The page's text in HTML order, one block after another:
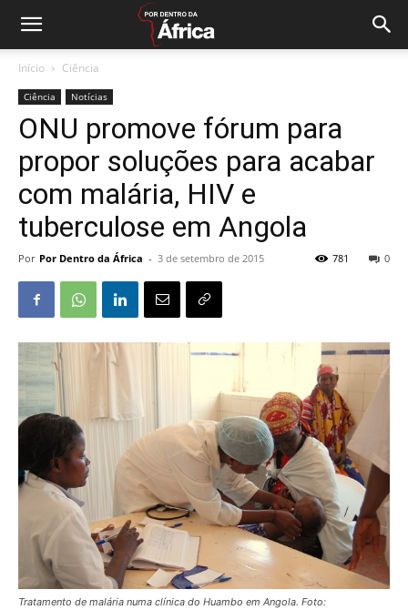
Início Ciência
Ciência Notícias
ONU promove fórum para
propor soluções para acabar
com malária, HIV e
tuberculose em Angola
Por Por Dentro da África - 3 de setembro de 2015 0
781
Tratamento de malária numa clínica do Huambo em Angola. Foto: